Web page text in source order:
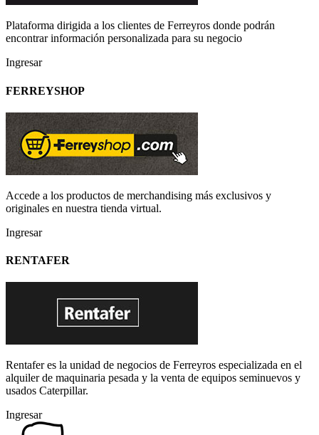
Plataforma dirigida a los clientes de Ferreyros donde podrán
encontrar información personalizada para su negocio
Ingresar
FERREYSHOP
Accede a los productos de merchandising más exclusivos y
originales en nuestra tienda virtual.
Ingresar
RENTAFER
Rentafer es la unidad de negocios de Ferreyros especializada en el
alquiler de maquinaria pesada y la venta de equipos seminuevos y
usados Caterpillar.
Ingresar